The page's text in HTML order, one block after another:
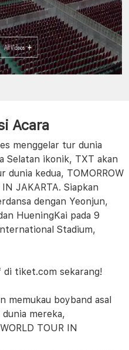
Acara
menggelar tur dunia
Selatan ikonik, TXT akan
dunia kedua, TOMORROW
IN JAKARTA. Siapkan
dengan Yeonjun,
HueningKai pada 9
Stadium,
tiket.com sekarang!
memukau boyband asal
mereka,
TOUR
IN